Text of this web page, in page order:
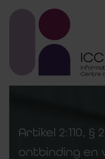
Artikel 2:110, §
ontbinding en